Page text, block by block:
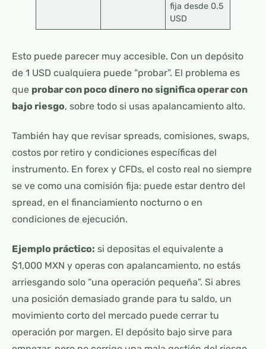
fija desde 0.5
USD
Esto puede parecer muy accesible. Con un depósito
de 1 USD cualquiera puede “probar”. El problema es
que probar con poco dinero no significa operar con
bajo riesgo, sobre todo si usas apalancamiento alto.
También hay que revisar spreads, comisiones, swaps,
costos por retiro y condiciones específicas del
instrumento. En forex y CFDs, el costo real no siempre
se ve como una comisión fija: puede estar dentro del
spread, en el financiamiento nocturno o en
condiciones de ejecución.
Ejemplo práctico: si depositas el equivalente a
$1,000 MXN y operas con apalancamiento, no estás
arriesgando solo “una operación pequeña”. Si abres
una posición demasiado grande para tu saldo, un
movimiento corto del mercado puede cerrar tu
operación por margen. El depósito bajo sirve para